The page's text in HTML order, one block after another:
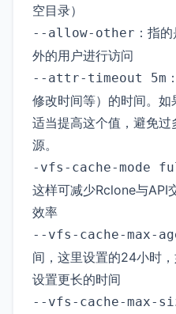
空目录）
--allow-other ：指
外的用户进行访问
--attr-timeout 5m
修改时间等）的时间。
适当提高这个值，避免
源。
-vfs-cache-mode
这样可减少Rclone与API
效率
--vfs-cache-max-
间，这里设置的24小时
设置更长的时间
--vfs-cache-max-